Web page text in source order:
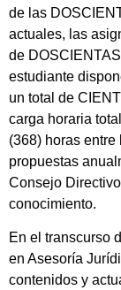
de las
actuales, las
de
estudiante
un total de
carga horaria
(368) horas
propuestas
Consejo
conocimiento.
En el transcurso
en Asesoría
contenidos y